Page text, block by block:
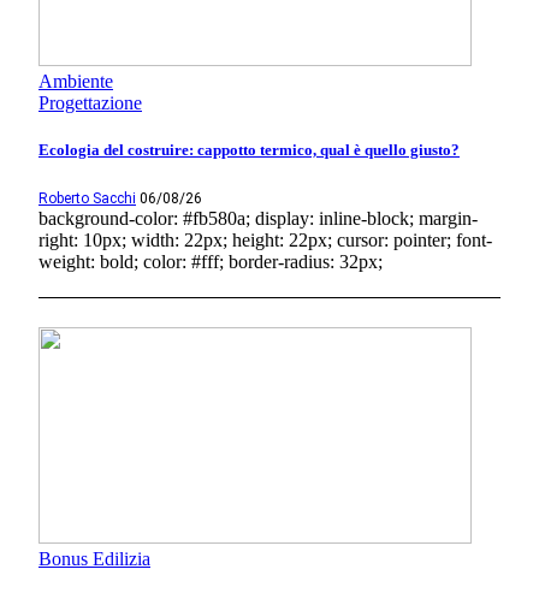
Ambiente
Progettazione
Ecologia del costruire: cappotto termico, qual è quello giusto?
Roberto Sacchi 06/08/26
background-color: #fb580a; display: inline-block; margin-
right: 10px; width: 22px; height: 22px; cursor: pointer; font-
weight: bold; color: #fff; border-radius: 32px;
Bonus Edilizia